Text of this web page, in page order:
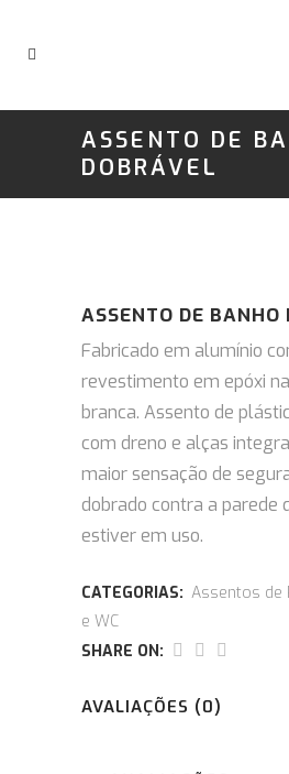
ASSENTO DE
DOBRÁVEL
ASSENTO DE BANHO
Fabricado em alumínio
revestimento em epóxi
branca. Assento de
com dreno e alças
maior sensação de
dobrado contra a parede
estiver em uso.
CATEGORIAS: Assentos de
e WC
SHARE ON:
AVALIAÇÕES (0)